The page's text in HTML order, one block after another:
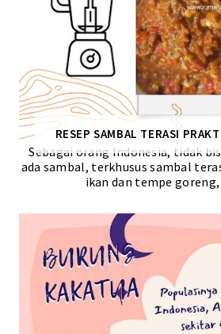
RESEP SAMBAL TERASI
Sebagai orang Indonesia, tidak
ada sambal, terkhusus sambal
ikan dan tempe goreng,